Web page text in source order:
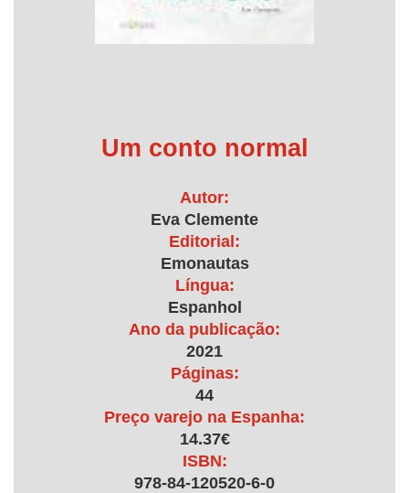
Um conto normal
Autor:
Eva Clemente
Editorial:
Emonautas
Língua:
Espanhol
Ano da publicação:
2021
Páginas:
44
Preço varejo na Espanha:
14.37€
ISBN:
978-84-120520-6-0